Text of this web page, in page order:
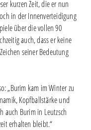
kurzen Zeit, die er nun
in der Innenverteidigung
über die vollen 90
auch, dass er keine
seiner Bedeutung
„Burim kam im Winter zu
Kopfballstärke und
auch Burim in Leutzsch
erhalten bleibt.“